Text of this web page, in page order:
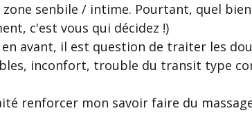
senbile / intime. Pourtant, quel
c'est vous qui décidez !)
en avant, il est question de traiter les
inconfort, trouble du transit type
renforcer mon savoir faire du